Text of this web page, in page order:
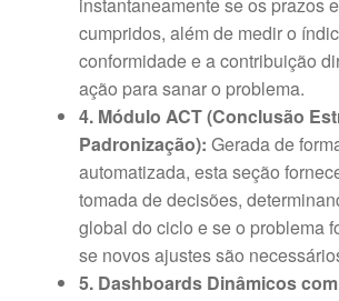
cumpridos, além de medir o
conformidade e a contribuição
ação para sanar o problema.
4. Módulo ACT (Conclusão
Padronização): Gerada de
automatizada, esta seção
tomada de decisões,
global do ciclo e se o problema
se novos ajustes são
5. Dashboards Dinâmicos